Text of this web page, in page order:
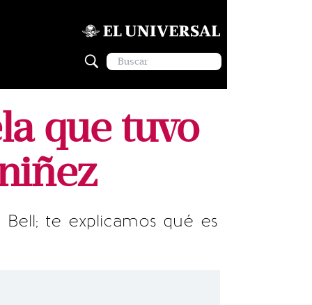
que tuvo
te explicamos qué es